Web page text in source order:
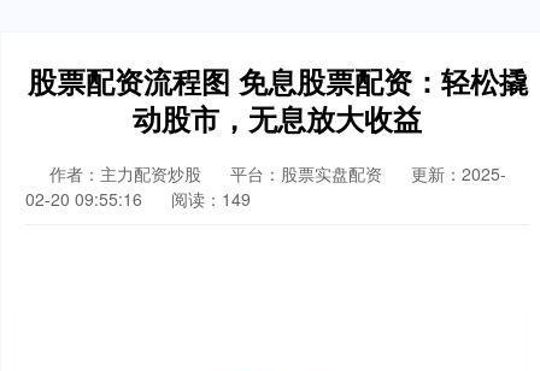
股票配资流程图 免息股票配资：轻松撬
动股市，无息放大收益
作者：主力配资炒股 平台：股票实盘配资
更新：2025-
02-20 09:55:16
阅读：149